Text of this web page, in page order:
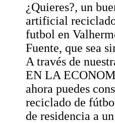
¿Quieres?, un
artificial
futbol en
Fuente, que sea
A través de
EN LA
ahora puedes
reciclado de
de residencia a